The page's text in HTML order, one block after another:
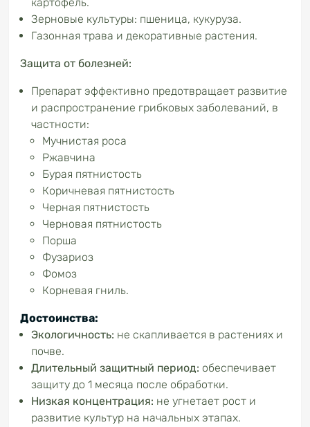
Зерновые культуры: пшеница, кукуруза.
Газонная трава и декоративные растения.
Защита от болезней:
Препарат эффективно предотвращает развитие
и распространение грибковых заболеваний, в
частности:
Мучнистая роса
Ржавчина
Бурая пятнистость
Коричневая пятнистость
Черная пятнистость
Черновая пятнистость
Порша
Фузариоз
Фомоз
Корневая гниль.
Достоинства:
Экологичность: не скапливается в растениях и
почве.
Длительный защитный период: обеспечивает
защиту до 1 месяца после обработки.
Низкая концентрация: не угнетает рост и
развитие культур на начальных этапах.